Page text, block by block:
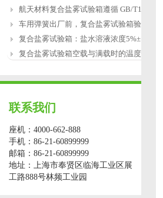
航天材料复合盐雾试验箱遵循 GB/T12967.3
车用弹簧出厂前，复合盐雾试验箱验证盐
复合盐雾试验箱：盐水溶液浓度5%±1%的配
复合盐雾试验箱空载与满载时的温度恢复
联系我们
座机：4000-662-888
手机：86-21-60899999
邮箱：86-21-60899999
地址：上海市奉贤区临海工业区展
工路888号林频工业园